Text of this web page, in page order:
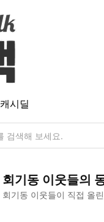
캐시딜
회기동 이웃들의
회기동 이웃들이 직접 올